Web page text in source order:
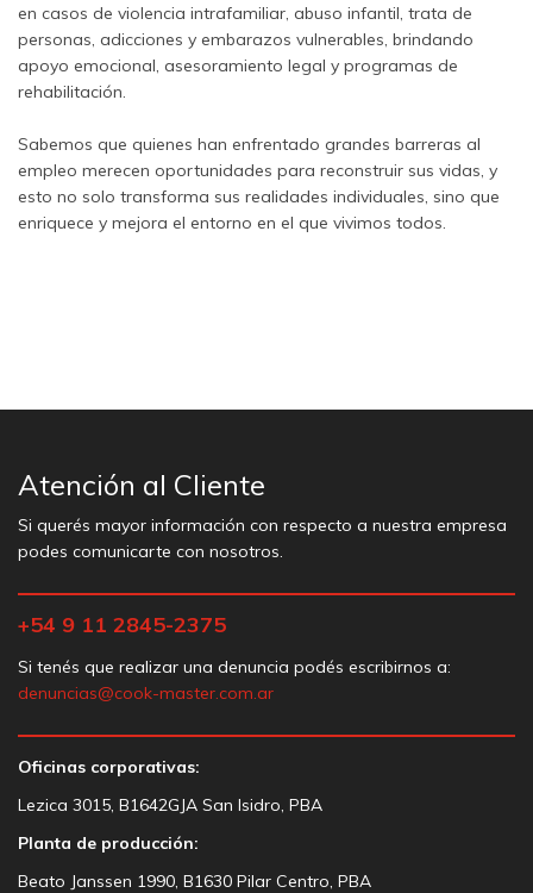
en casos de violencia intrafamiliar, abuso infantil, trata de
personas, adicciones y embarazos vulnerables, brindando
apoyo emocional, asesoramiento legal y programas de
rehabilitación.
Sabemos que quienes han enfrentado grandes barreras al
empleo merecen oportunidades para reconstruir sus vidas, y
esto no solo transforma sus realidades individuales, sino que
enriquece y mejora el entorno en el que vivimos todos.
Atención al Cliente
Si querés mayor información con respecto a nuestra empresa
podes comunicarte con nosotros.
+54 9 11 2845-2375
Si tenés que realizar una denuncia podés escribirnos a:
denuncias@cook-master.com.ar
Oficinas corporativas:
Lezica 3015, B1642GJA San Isidro, PBA
Planta de producción:
Beato Janssen 1990, B1630 Pilar Centro, PBA